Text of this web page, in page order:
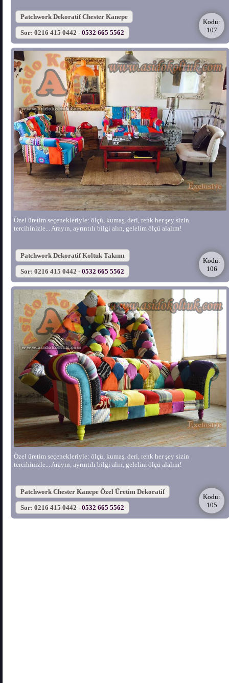
Patchwork Dekoratif Chester Kanepe
Kodu:
107
Sor: 0216 415 0442 - 0532 665 5562
Özel üretim seçenekleriyle: ölçü, kumaş, deri, renk her şey sizin
tercihinizle... Arayın, ayrıntılı bilgi alın, gelelim ölçü alalım!
Patchwork Dekoratif Koltuk Takımı
Kodu:
106
Sor: 0216 415 0442 - 0532 665 5562
Özel üretim seçenekleriyle: ölçü, kumaş, deri, renk her şey sizin
tercihinizle... Arayın, ayrıntılı bilgi alın, gelelim ölçü alalım!
Patchwork Chester Kanepe Özel Üretim Dekoratif
Kodu:
105
Sor: 0216 415 0442 - 0532 665 5562